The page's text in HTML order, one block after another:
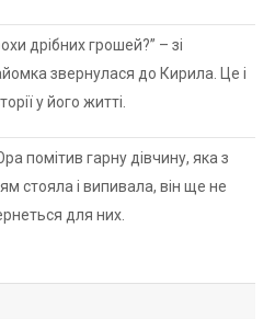
дрібних грошей?” – зі
звернулася до Кирила. Це і
у його житті.
помітив гарну дівчину, яка з
стояла і випивала, він ще не
для них.